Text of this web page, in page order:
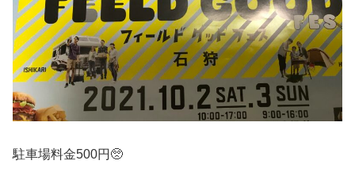
駐車場料金500円🥺